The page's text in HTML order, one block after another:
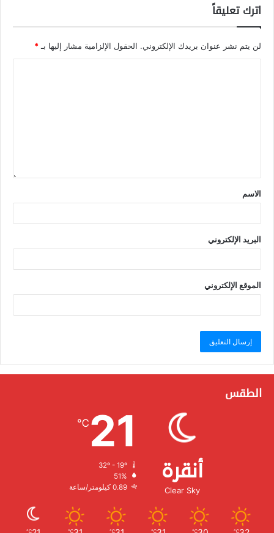
اترك تعليقاً
لن يتم نشر عنوان بريدك الإلكتروني. الحقول الإلزامية مشار إليها بـ*
الاسم
البريد الإلكتروني
الموقع الإلكتروني
الطقس
أنقرة
Clear Sky
21
℃
الرطوبة:
الرياح:
℃
℃
℃
℃
℃
℃